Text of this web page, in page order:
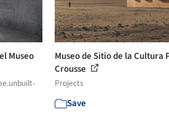
Museo
Museo de Sitio de la Cultura
Crousse
Projects
Save